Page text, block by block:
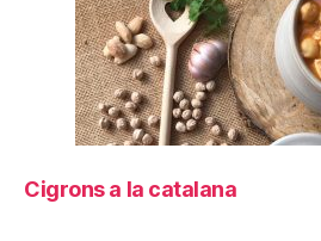
Cigrons a la catalana